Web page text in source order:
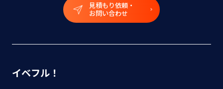
見積もり依頼・
お問い合わせ
イベフル！